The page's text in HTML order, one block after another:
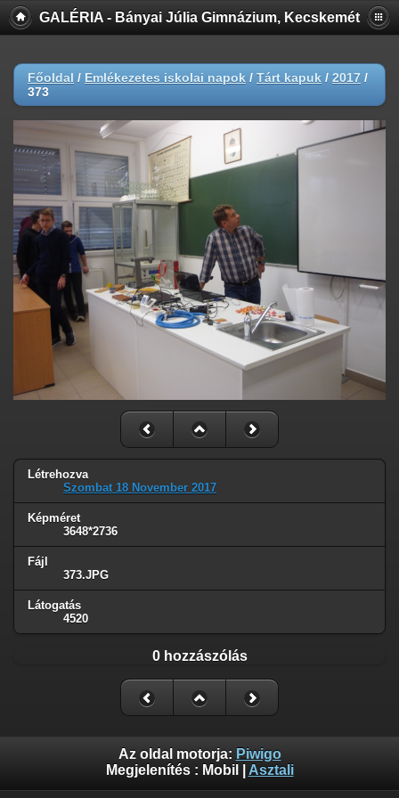
GALÉRIA - Bányai Júlia Gimnázium, Kecskemét
Főoldal / Emlékezetes iskolai napok / Tárt kapuk / 2017 /
373
Létrehozva
Szombat 18 November 2017
Képméret
3648*2736
Fájl
373.JPG
Látogatás
4520
0 hozzászólás
Az oldal motorja: Piwigo
Megjelenítés : Mobil Asztali